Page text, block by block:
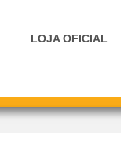
LOJA OFICIAL